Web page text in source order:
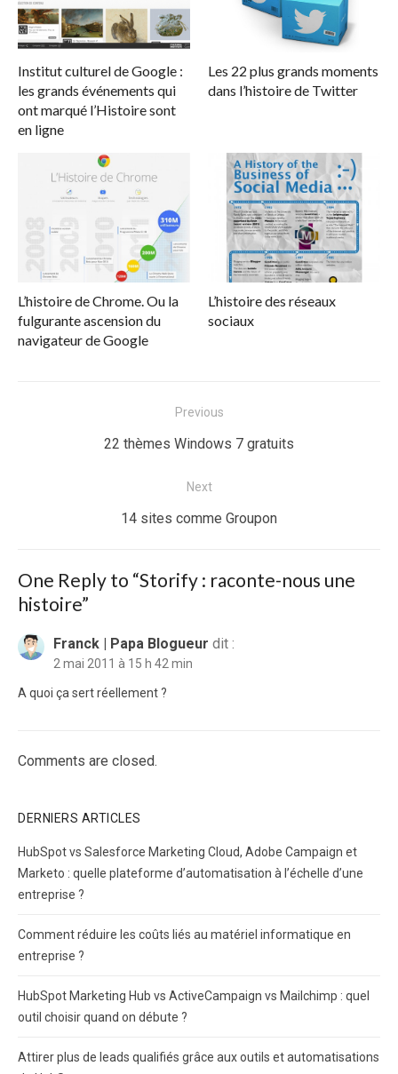
Institut culturel de Google :
les grands événements qui
ont marqué l’Histoire sont
en ligne
Les 22 plus grands moments
dans l’histoire de Twitter
L’histoire de Chrome. Ou la
fulgurante ascension du
navigateur de Google
L’histoire des réseaux
sociaux
Previous
Previous
22 thèmes Windows 7 gratuits
Next
Next
14 sites comme Groupon
One Reply to “Storify : raconte-nous une
histoire”
Franck | Papa Blogueur dit :
2 mai 2011 à 15 h 42 min
A quoi ça sert réellement ?
Comments are closed.
DERNIERS ARTICLES
HubSpot vs Salesforce Marketing Cloud, Adobe Campaign et
Marketo : quelle plateforme d’automatisation à l’échelle d’une
entreprise ?
Comment réduire les coûts liés au matériel informatique en
entreprise ?
HubSpot Marketing Hub vs ActiveCampaign vs Mailchimp : quel
outil choisir quand on débute ?
Attirer plus de leads qualifiés grâce aux outils et automatisations